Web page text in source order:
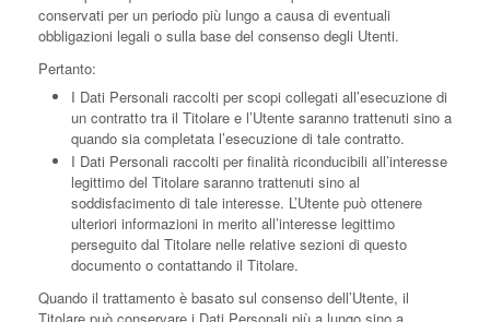
conservati per un periodo più lungo a causa di eventuali
obbligazioni legali o sulla base del consenso degli Utenti.
Pertanto:
I Dati Personali raccolti per scopi collegati all’esecuzione di
un contratto tra il Titolare e l’Utente saranno trattenuti sino a
quando sia completata l’esecuzione di tale contratto.
I Dati Personali raccolti per finalità riconducibili all’interesse
legittimo del Titolare saranno trattenuti sino al
soddisfacimento di tale interesse. L’Utente può ottenere
ulteriori informazioni in merito all’interesse legittimo
perseguito dal Titolare nelle relative sezioni di questo
documento o contattando il Titolare.
Quando il trattamento è basato sul consenso dell’Utente, il